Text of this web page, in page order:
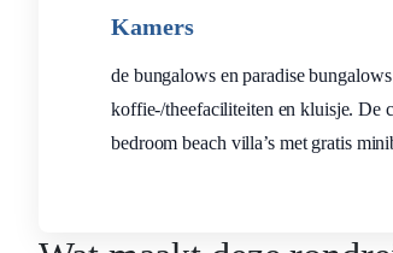
Kamers
de bungalows en paradise
koffie-/theefaciliteiten en kluisje. De
bedroom beach villa’s met gratis